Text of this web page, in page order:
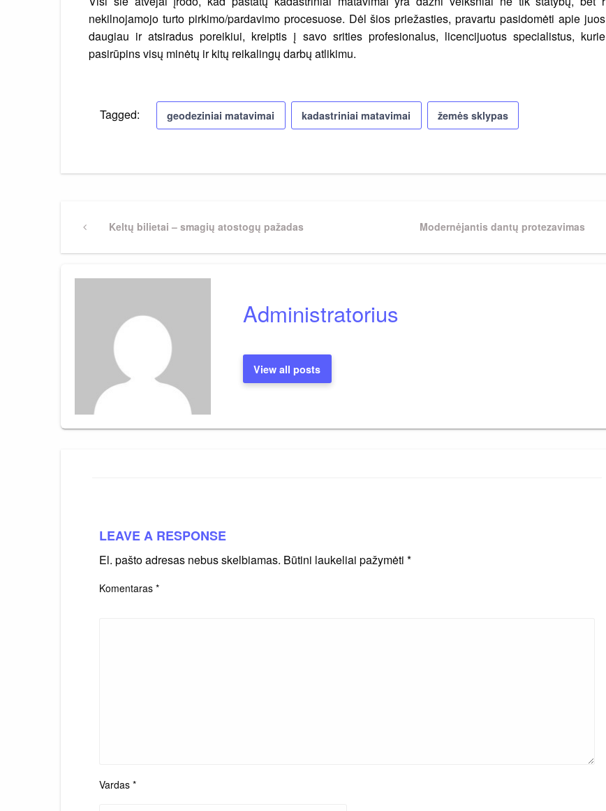
nekilnojamojo turto pirkimo/pardavimo procesuose. Dėl šios priežasties, pravartu pasidomėti apie juos
daugiau ir atsiradus poreikiui, kreiptis į savo srities profesionalus, licencijuotus specialistus, kurie
pasirūpins visų minėtų ir kitų reikalingų darbų atlikimu.
Tagged: geodeziniai matavimai kadastriniai matavimai žemės sklypas
Navigacija
tarp
PreviousKeltų bilietai – smagių atostogų pažadas
Next
Modernėjantis dantų protezavimas
Administratorius
View all posts
LEAVE A RESPONSE
El. pašto adresas nebus skelbiamas. Būtini laukeliai pažymėti *
Komentaras *
Vardas *